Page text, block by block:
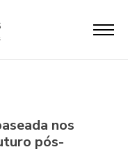
nos
pós-